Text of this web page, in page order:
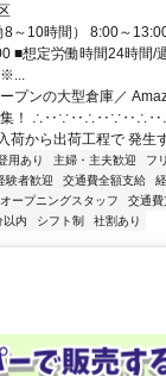
8～10時間） 8:00～
■想定労働時間24時間/
※...
プンの大型倉庫／
募集！
荷から出荷工程で 発生
用あり 主婦・主夫歓迎 フ
験者歓迎 交通費全額支給
オープニングスタッフ 交通費
以内 シフト制 社割あり